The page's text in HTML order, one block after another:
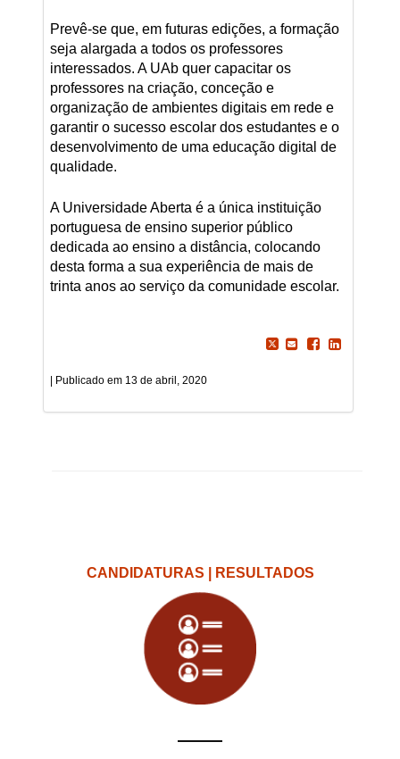
Prevê-se que, em futuras edições, a formação
seja alargada a todos os professores
interessados. A UAb quer capacitar os
professores na criação, conceção e
organização de ambientes digitais em rede e
garantir o sucesso escolar dos estudantes e o
desenvolvimento de uma educação digital de
qualidade.
A Universidade Aberta é a única instituição
portuguesa de ensino superior público
dedicada ao ensino a distância, colocando
desta forma a sua experiência de mais de
trinta anos ao serviço da comunidade escolar.
13 de abril, 2020
CANDIDATURAS | RESULTADOS